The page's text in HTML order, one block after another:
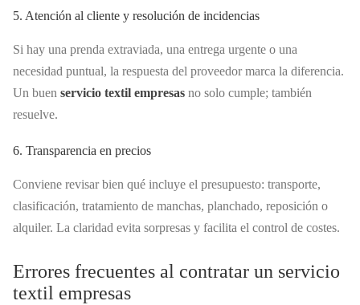
5. Atención al cliente y resolución de incidencias
Si hay una prenda extraviada, una entrega urgente o una
necesidad puntual, la respuesta del proveedor marca la diferencia.
Un buen servicio textil empresas no solo cumple; también
resuelve.
6. Transparencia en precios
Conviene revisar bien qué incluye el presupuesto: transporte,
clasificación, tratamiento de manchas, planchado, reposición o
alquiler. La claridad evita sorpresas y facilita el control de costes.
Errores frecuentes al contratar un servicio
textil empresas